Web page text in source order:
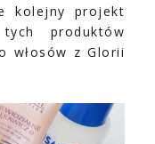
kolejny projekt
produktów
włosów z Glorii